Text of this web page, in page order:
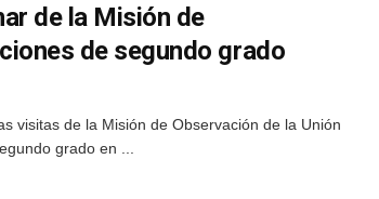
de la Misión de
de segundo grado
visitas de la Misión de Observación de la Unión
grado en ...